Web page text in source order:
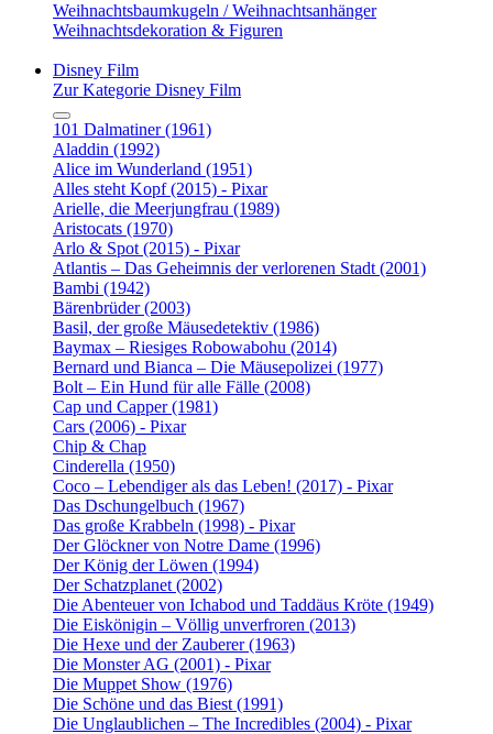
Weihnachtsbaumkugeln / Weihnachtsanhänger
Weihnachtsdekoration & Figuren
Disney Film
Zur Kategorie Disney Film
101 Dalmatiner (1961)
Aladdin (1992)
Alice im Wunderland (1951)
Alles steht Kopf (2015) - Pixar
Arielle, die Meerjungfrau (1989)
Aristocats (1970)
Arlo & Spot (2015) - Pixar
Atlantis – Das Geheimnis der verlorenen Stadt (2001)
Bambi (1942)
Bärenbrüder (2003)
Basil, der große Mäusedetektiv (1986)
Baymax – Riesiges Robowabohu (2014)
Bernard und Bianca – Die Mäusepolizei (1977)
Bolt – Ein Hund für alle Fälle (2008)
Cap und Capper (1981)
Cars (2006) - Pixar
Chip & Chap
Cinderella (1950)
Coco – Lebendiger als das Leben! (2017) - Pixar
Das Dschungelbuch (1967)
Das große Krabbeln (1998) - Pixar
Der Glöckner von Notre Dame (1996)
Der König der Löwen (1994)
Der Schatzplanet (2002)
Die Abenteuer von Ichabod und Taddäus Kröte (1949)
Die Eiskönigin – Völlig unverfroren (2013)
Die Hexe und der Zauberer (1963)
Die Monster AG (2001) - Pixar
Die Muppet Show (1976)
Die Schöne und das Biest (1991)
Die Unglaublichen – The Incredibles (2004) - Pixar